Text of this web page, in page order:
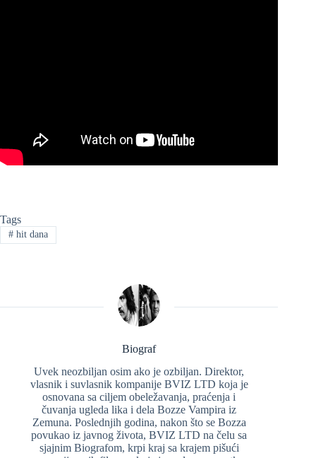
Tags
#hit dana
Biograf
Uvek neozbiljan osim ako je ozbiljan. Direktor,
vlasnik i suvlasnik kompanije BVIZ LTD koja je
osnovana sa ciljem obeležavanja, praćenja i
čuvanja ugleda lika i dela Bozze Vampira iz
Zemuna. Poslednjih godina, nakon što se Bozza
povukao iz javnog života, BVIZ LTD na čelu sa
sjajnim Biografom, krpi kraj sa krajem pišući